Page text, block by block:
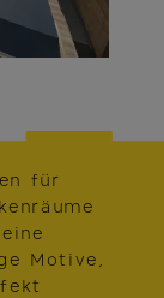
für
Motive,